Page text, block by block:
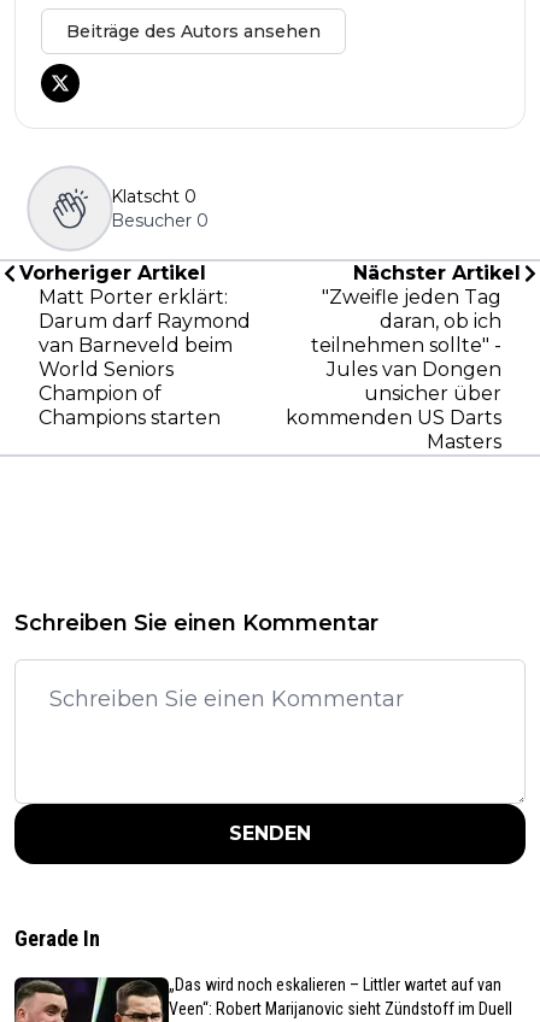
Beiträge des Autors ansehen
Klatscht 0
Besucher 0
Vorheriger Artikel
Matt Porter erklärt:
Darum darf Raymond
van Barneveld beim
World Seniors
Champion of
Champions starten
Nächster Artikel
"Zweifle jeden Tag
daran, ob ich
teilnehmen sollte" -
Jules van Dongen
unsicher über
kommenden US Darts
Masters
Schreiben Sie einen Kommentar
SENDEN
Gerade In
„Das wird noch eskalieren – Littler wartet auf van
Veen“: Robert Marijanovic sieht Zündstoff im Duell